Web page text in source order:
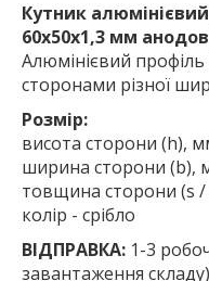
Кутник
60х50х1,3 мм
Алюмінієвий
сторонами різної
Розмір:
висота сторони (h),
ширина сторони (b),
товщина сторони (s
колір - срібло
ВІДПРАВКА: 1-3
завантаження складу)